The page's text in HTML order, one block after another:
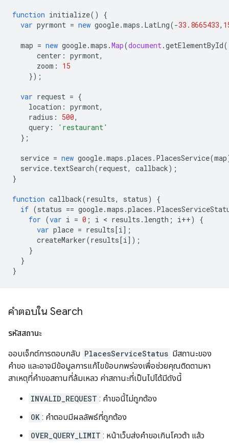
function initialize()
{
var pyrmont = new google.maps . LatLng(-33.8665433,
map = new google.maps .Map(document.getElementById(
center : pyrmont,
zoom :
15
});
var request = {
location : pyrmont,
radius : 500,
query :
'restaurant'
};
service = new google.maps .places . PlacesService(map
service. textSearch(request, callback);
}
function callback(results, status)
{
if (status == google.maps .places .
for (var i = 0 ; i < results . length ; i++)
{
var place = results [i];
createMarker(results [i]);
}
}
}
คำตอบใน Search
รหัสสถานะ
ออบเจ็กต์การตอบกลับ PlacesServiceStatus มีสถานะของ
คำขอ และอาจมีข้อมูลการแก้ไขข้อบกพร่องเพื่อช่วยคุณติดตามหา
สาเหตุที่คำขอสถานที่ล้มเหลว ค่าสถานะที่เป็นไปได้มีดังนี้
INVALID_REQUEST : คำขอนี้ไม่ถูกต้อง
OK : คำตอบมีผลลัพธ์ที่ถูกต้อง
OVER_QUERY_LIMIT : หน้าเว็บส่งคำขอเกินโควต้า แล้ว